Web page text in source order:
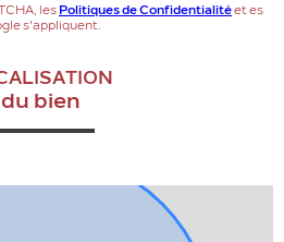
les Politiques de Confidentialitéet es
s'appliquent.
du bien